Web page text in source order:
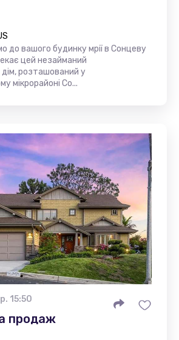
до вашого будинку мрії в Сонцеву
цей незайманий
розташований у
мікрорайоні Со...
15:50
продаж